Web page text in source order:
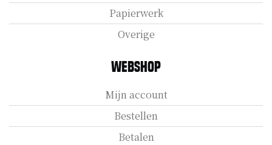
Papierwerk
Overige
Webshop
Mijn account
Bestellen
Betalen